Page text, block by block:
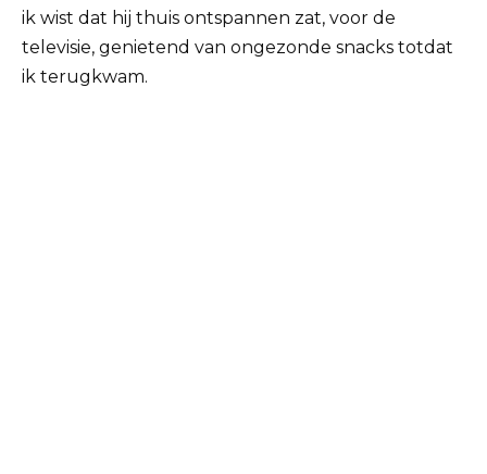
ik wist dat hij thuis ontspannen zat, voor de
televisie, genietend van ongezonde snacks totdat
ik terugkwam.